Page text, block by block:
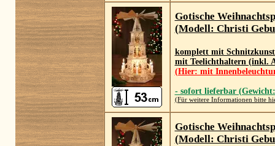
Gotische
(Modell: Christi
komplett mit
mit Teelichthaltern (inkl.
(Hier: mit
- sofort lieferbar
(Für weitere Informationen bitte
Gotische
(Modell: Christi